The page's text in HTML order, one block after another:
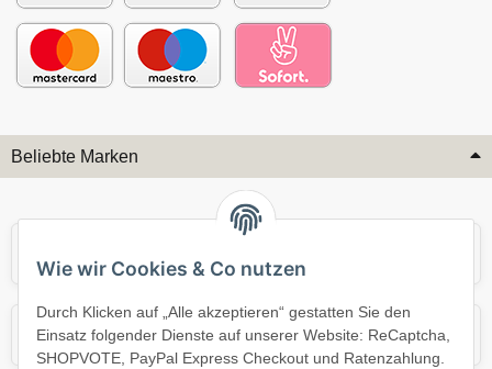
Wie wir Cookies & Co nutzen
Durch Klicken auf „Alle akzeptieren“ gestatten Sie den
Einsatz folgender Dienste auf unserer Website: ReCaptcha,
SHOPVOTE, PayPal Express Checkout und Ratenzahlung.
Beliebte Marken
Mercedes Mini